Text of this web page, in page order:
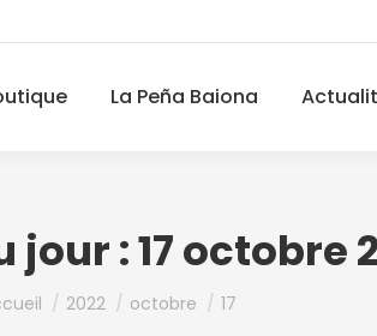
La Peña Baiona
jour :17 octobre
êtes ici :
2022 octobre 17